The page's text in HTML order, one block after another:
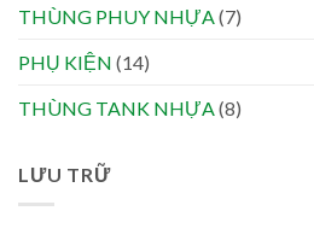
THÙNG PHUY NHỰA(7)
PHỤ KIỆN (14)
THÙNG TANK NHỰA(8)
LƯU TRỮ